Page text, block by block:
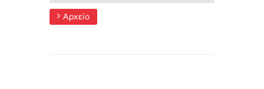
Αρχείο